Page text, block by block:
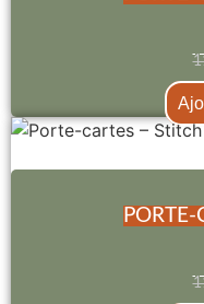
PORTE-